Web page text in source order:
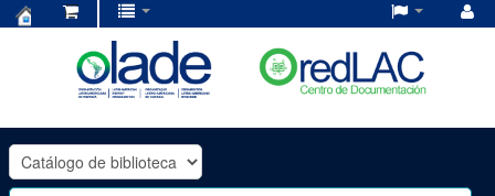
OLADE
-